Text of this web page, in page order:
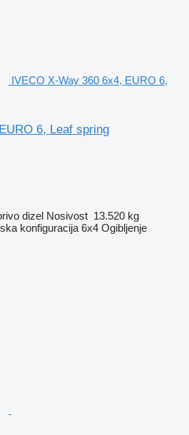
IVECO X-Way 360 6x4, EURO 6,
6, Leaf spring
dizel Nosivost 13.520 kg
konfiguracija 6x4 Ogibljenje